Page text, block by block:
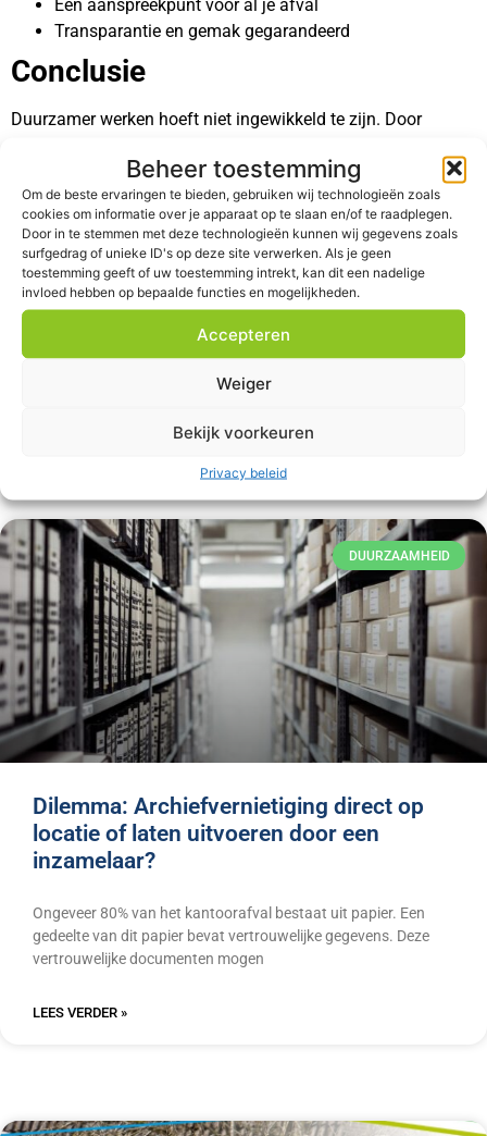
Beheer toestemming
Om de beste ervaringen te bieden, gebruiken wij technologieën zoals
cookies om informatie over je apparaat op te slaan en/of te raadplegen.
Door in te stemmen met deze technologieën kunnen wij gegevens zoals
surfgedrag of unieke ID's op deze site verwerken. Als je geen
toestemming geeft of uw toestemming intrekt, kan dit een nadelige
invloed hebben op bepaalde functies en mogelijkheden.
Accepteren
Weiger
Bekijk voorkeuren
Privacy beleid
Eén aanspreekpunt voor al je afval
Transparantie en gemak gegarandeerd
Conclusie
Duurzamer werken hoeft niet ingewikkeld te zijn. Door
ontdek je snel waar je winst kunt boeken – zowel ecologisch
als economisch.Wastenethelpt je op weg met data, advies
en praktische oplossingen.
Wastenet: uw afvalmanager
Wil je snel de CO2-impact van jouw afvalstromen verlagen?
Neem contact met ons op voor een vrijblijvend en concreet
advies.
DUURZAAMHEID
Dilemma: Archiefvernietiging direct op
locatie of laten uitvoeren door een
inzamelaar?
Ongeveer 80% van het kantoorafval bestaat uit papier. Een
gedeelte van dit papier bevat vertrouwelijke gegevens. Deze
vertrouwelijke documenten mogen
LEES VERDER »